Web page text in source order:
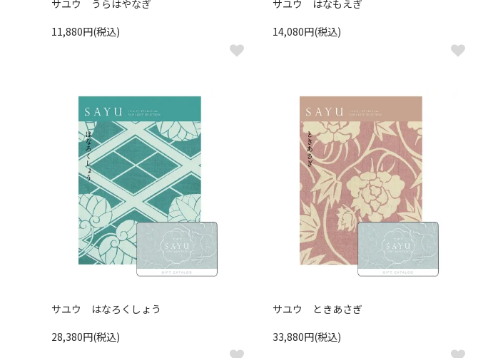
サユウ うらはやなぎ
11,880円(税込)
サユウ はなもえぎ
14,080円(税込)
サユウ はなろくしょう
28,380円(税込)
サユウ ときあさぎ
33,880円(税込)